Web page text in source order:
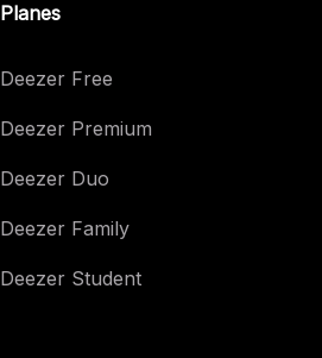
Planes
Deezer Free
Deezer Premium
Deezer Duo
Deezer Family
Deezer Student